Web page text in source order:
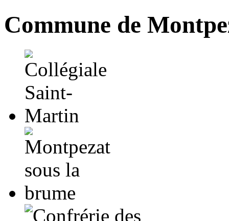
Commune de